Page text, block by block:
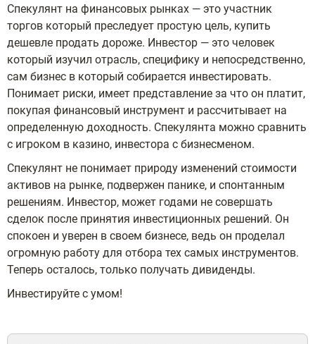
Спекулянт на финансовых рынках — это участник
торгов который преследует простую цель, купить
дешевле продать дороже. Инвестор — это человек
который изучил отрасль, специфику и непосредственно,
сам бизнес в который собирается инвестировать.
Понимает риски, имеет представление за что он платит,
покупая финансовый инструмент и рассчитывает на
определенную доходность. Спекулянта можно сравнить
с игроком в казино, инвестора с бизнесменом.
Спекулянт не понимает природу изменений стоимости
активов на рынке, подвержен панике, и спонтанным
решениям. Инвестор, может годами не совершать
сделок после принятия инвестиционных решений. Он
спокоен и уверен в своем бизнесе, ведь он проделал
огромную работу для отбора тех самых инструментов.
Теперь осталось, только получать дивиденды.
Инвестируйте с умом!